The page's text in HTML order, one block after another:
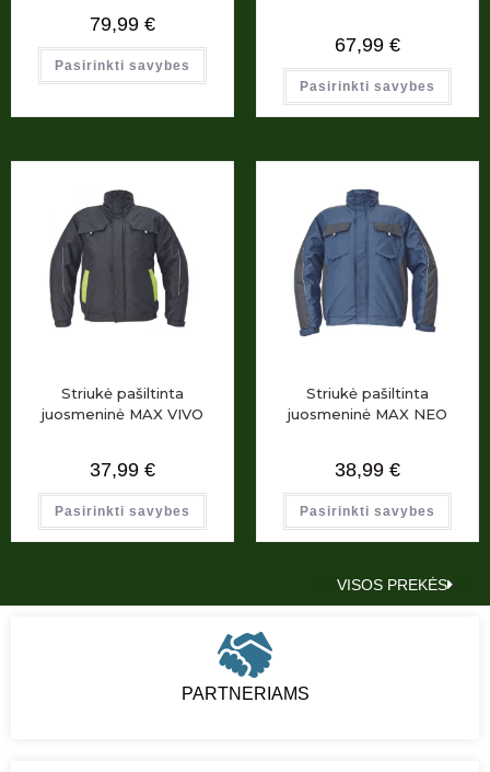
79,99 €
Pasirinkti savybes
67,99 €
Pasirinkti savybes
Striukė pašiltinta
juosmeninė MAX VIVO
37,99 €
Pasirinkti savybes
Striukė pašiltinta
juosmeninė MAX NEO
38,99 €
Pasirinkti savybes
VISOS PREKĖS
PARTNERIAMS